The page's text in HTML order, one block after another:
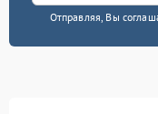
Отправляя, Вы